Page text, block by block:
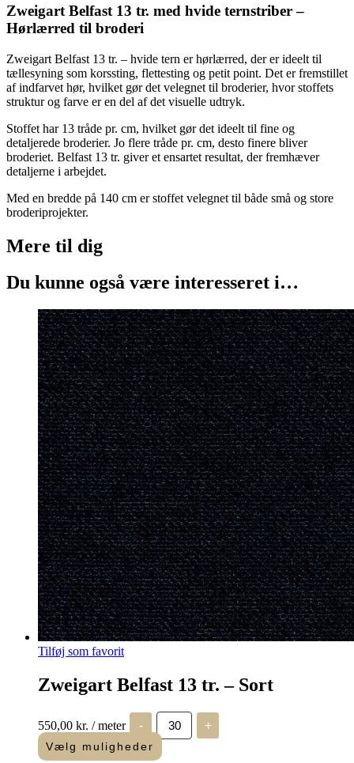
tern
antal
Zweigart Belfast 13 tr. med hvide ternstriber –
Hørlærred til broderi
Zweigart Belfast 13 tr. – hvide tern er hørlærred, der er ideelt til
tællesyning som korssting, flettesting og petit point. Det er fremstillet
af indfarvet hør, hvilket gør det velegnet til broderier, hvor stoffets
struktur og farve er en del af det visuelle udtryk.
Stoffet har 13 tråde pr. cm, hvilket gør det ideelt til fine og
detaljerede broderier. Jo flere tråde pr. cm, desto finere bliver
broderiet. Belfast 13 tr. giver et ensartet resultat, der fremhæver
detaljerne i arbejdet.
Med en bredde på 140 cm er stoffet velegnet til både små og store
broderiprojekter.
Mere til dig
Du kunne også være interesseret i…
Tilføj som favorit
Zweigart Belfast 13 tr. – Sort
550,00 kr. / meter -
Zweigart
Belfast
13
tr.
+
Vælg muligheder